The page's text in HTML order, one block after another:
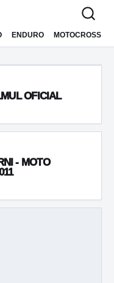
ENDURO MOTOCROSS
OFICIAL
- MOTO